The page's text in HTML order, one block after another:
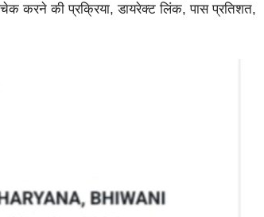
करने की प्रक्रिया, डायरेक्ट लिंक, पास प्रतिशत,